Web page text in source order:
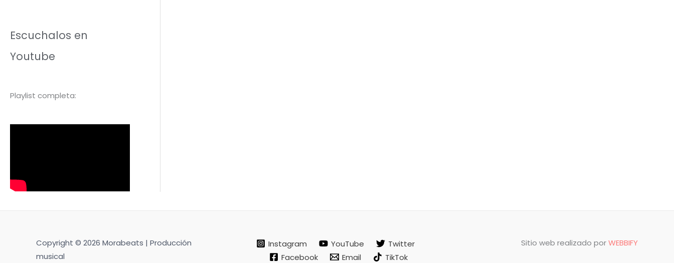
Escuchalos en
Youtube
Playlist completa:
Copyright © 2026 Morabeats | Producción
musical
Instagram YouTube
Twitter
Facebook
Email TikTok
Sitio web realizado porWEBBIFY